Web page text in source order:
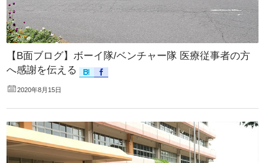
【B面ブログ】ボーイ隊/ベンチャー隊 医療従事者の方
へ感謝を伝える
2020年8月15日